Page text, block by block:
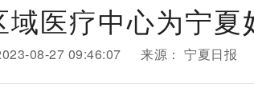
域医疗中心为宁
08-27 09:46:07 来源： 宁夏日报